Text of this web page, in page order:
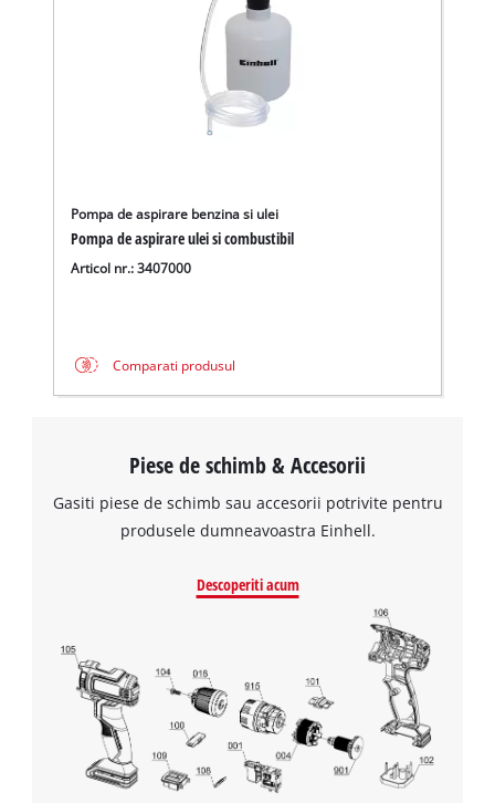
This content is not permitted to load due
to the list of technologies used.
Management Platform
Pompa de aspirare benzina si ulei
Pompa de aspirare ulei si combustibil
Articol nr.: 3407000
Comparati produsul
Piese de schimb & Accesorii
Gasiti piese de schimb sau accesorii potrivite pentru
produsele dumneavoastra Einhell.
Descoperiti acum